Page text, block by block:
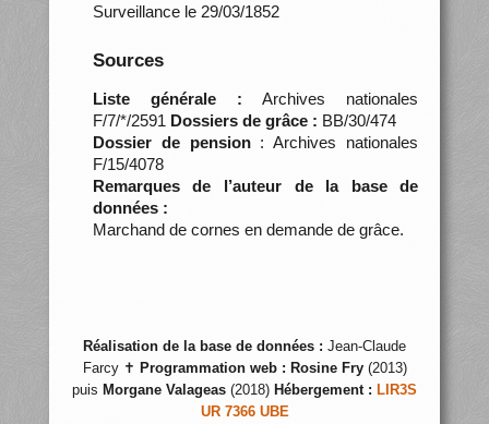
Surveillance le 29/03/1852
Sources
Liste générale : Archives nationales
F/7/*/2591 Dossiers de grâce : BB/30/474
Dossier de pension: Archives nationales
F/15/4078
Remarques de l’auteur de la base de
données :
Marchand de cornes en demande de grâce.
Réalisation de la base de données : Jean-Claude
Farcy ✝ Programmation web : Rosine Fry(2013)
puis Morgane Valageas (2018) Hébergement : LIR3S
UR 7366 UBE